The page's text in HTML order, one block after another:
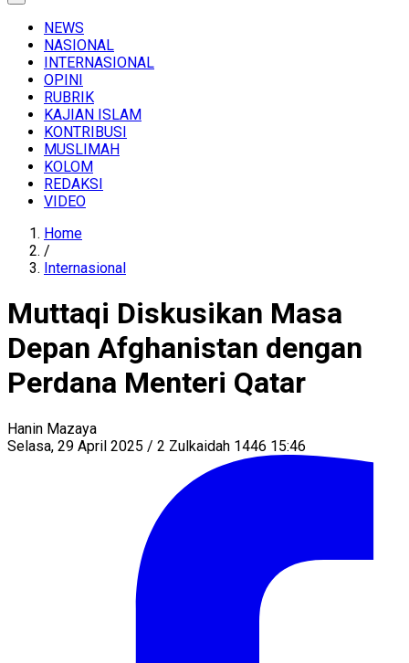
NEWS
NASIONAL
INTERNASIONAL
OPINI
RUBRIK
KAJIAN ISLAM
KONTRIBUSI
MUSLIMAH
KOLOM
REDAKSI
VIDEO
Home
/
Internasional
Muttaqi Diskusikan Masa
Depan Afghanistan dengan
Perdana Menteri Qatar
Hanin Mazaya
Selasa, 29 April 2025 / 2 Zulkaidah 1446 15:46